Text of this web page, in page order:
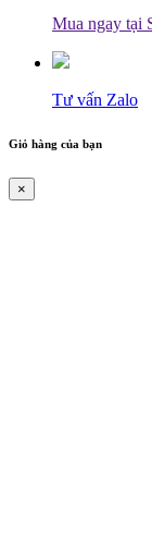
Mua ngay tại
Tư vấn Zalo
Giỏ hàng của bạn
×